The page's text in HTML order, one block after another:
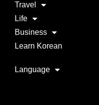
Travel
Life
Business
Learn Korean
Language